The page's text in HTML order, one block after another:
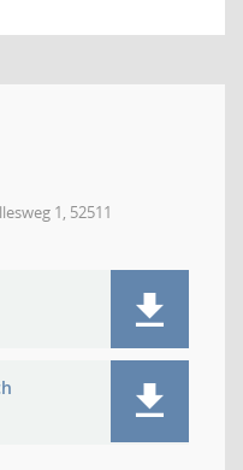
1, 52511